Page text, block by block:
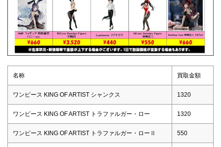
名称 買取金額
ワンピース KING OF ARTIST シャンクス 1320
ワンピース KING OF ARTIST トラファルガー・ロー 1320
ワンピース KING OF ARTIST トラファルガー・ローⅡ 550